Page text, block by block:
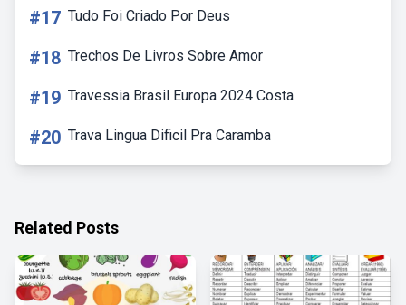
#17 Tudo Foi Criado Por Deus
#18 Trechos De Livros Sobre Amor
#19 Travessia Brasil Europa 2024 Costa
#20 Trava Lingua Dificil Pra Caramba
Related Posts